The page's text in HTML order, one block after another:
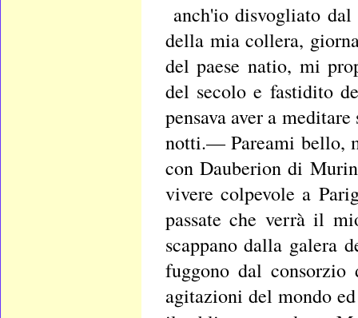
anch'io disvogliato
della mia collera,
del paese natio, mi
del secolo e fastidito
pensava aver a
notti.— Pareami bello,
con Dauberion di
vivere colpevole a
passate che verrà il
scappano dalla galera
fuggono dal
agitazioni del mondo